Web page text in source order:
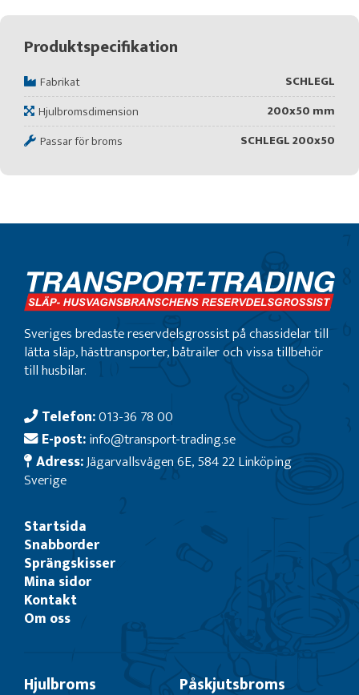
Produktspecifikation
Fabrikat
SCHLEGL
Hjulbromsdimension
200x50 mm
Passar för broms
SCHLEGL 200x50
Sveriges bredaste reservdelsgrossist på chassidelar till
lätta släp, hästtransporter, båtrailer och vissa tillbehör
till husbilar.
Telefon:013-36 78 00
E-post:info@transport-trading.se
Adress:Jägarvallsvägen 6E, 584 22 Linköping
Sverige
Startsida
Snabborder
Sprängskisser
Mina sidor
Kontakt
Om oss
Hjulbroms Påskjutsbroms